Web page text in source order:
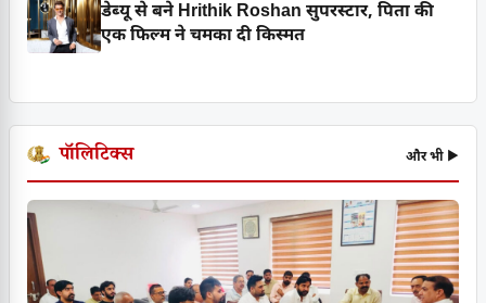
डेब्यू से बने Hrithik Roshan सुपरस्टार, पिता की
एक फिल्म ने चमका दी किस्मत
पॉलिटिक्स और भी ▶